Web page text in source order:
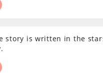
story is written in the